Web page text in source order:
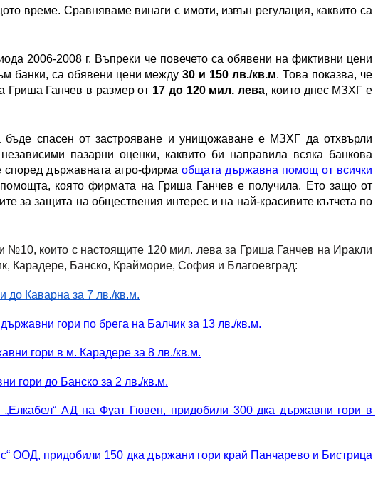
време. Сравняваме винаги с имоти, извън регулация, каквито са
2006-2008 г. Въпреки че повечето са обявени на фиктивни цени
банки, са обявени цени между 30 и 150 лв./кв.м. Това показва, че
Гриша Ганчев в размер от 17 до 120 мил. лева, които днес МЗХГ е
спасен от застрояване и унищожаване е МЗХГ да отхвърли
пазарни оценки, каквито би направила всяка банкова
според държавната агро-фирма общата държавна помощ от всички
която фирмата на Гриша Ганчев е получила. Ето защо от
за защита на обществения интерес и на най-красивите кътчета по
които с настоящите 120 мил. лева за Гриша Ганчев на Иракли
Карадере, Банско, Крайморие, София и Благоевград:
до Каварна за 7 лв./кв.м.
гори по брега на Балчик за 13 лв./кв.м.
гори в м. Карадере за 8 лв./кв.м.
гори до Банско за 2 лв./кв.м.
АД на Фуат Гювен, придобили 300 дка държавни гори в
ООД, придобили 150 дка държани гори край Панчарево и Бистрица